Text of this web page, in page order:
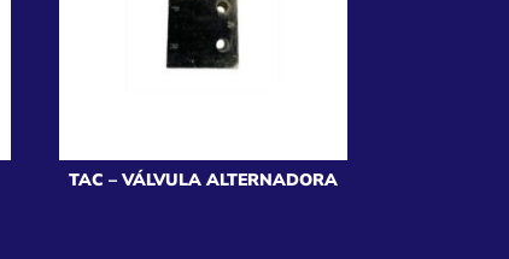
TAC – VÁLVULA ALTERNADORA